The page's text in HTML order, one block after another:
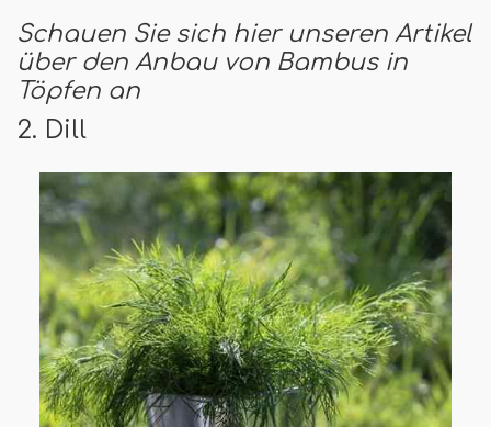
Schauen Sie sich hier unseren Artikel
über den Anbau von Bambus in
Töpfen an
2. Dill